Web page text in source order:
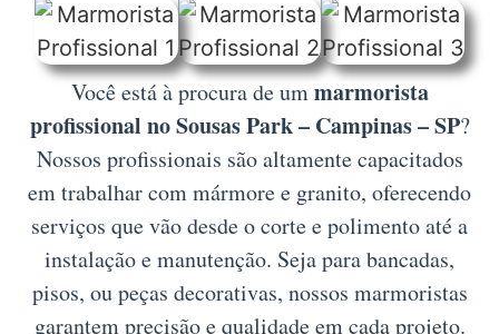
Você está à procura de ummarmorista
profissional no Sousas Park – Campinas – SP?
Nossos profissionais são altamente capacitados
em trabalhar com mármore e granito, oferecendo
serviços que vão desde o corte e polimento até a
instalação e manutenção. Seja para bancadas,
pisos, ou peças decorativas, nossos marmoristas
garantem precisão e qualidade em cada projeto.